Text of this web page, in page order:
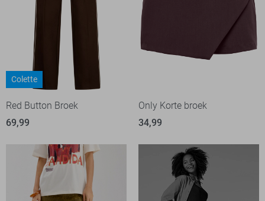
Colette
Red Button Broek
69,99
Only Korte broek
34,99